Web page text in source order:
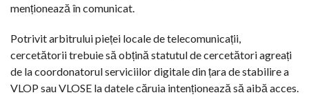
menționează în comunicat.
Potrivit arbitrului pieței locale de telecomunicații,
cercetătorii trebuie să obțină statutul de cercetători agreați
de la coordonatorul serviciilor digitale din țara de stabilire a
VLOP sau VLOSE la datele căruia intenționează să aibă acces.